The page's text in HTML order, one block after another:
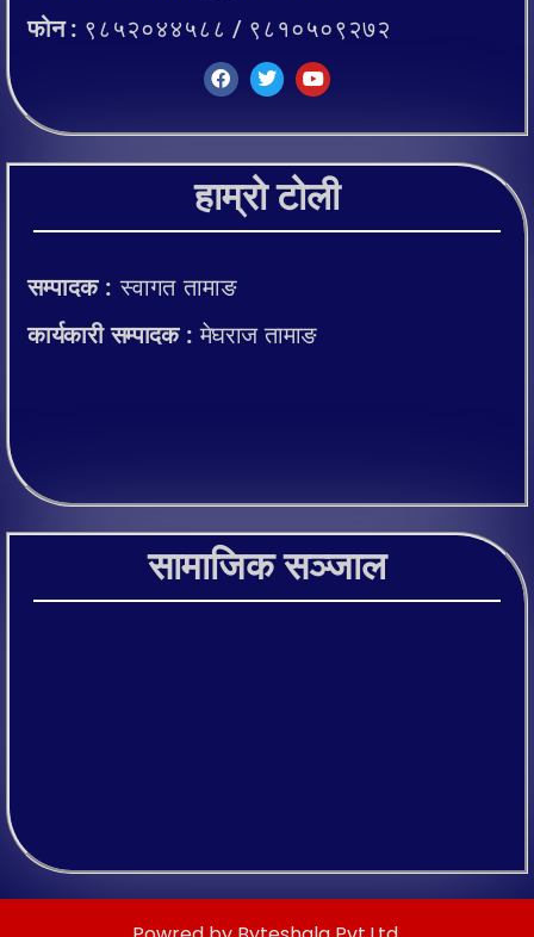
फोन : ९८५२०४४५८८ / ९८१०५०९२७२
हाम्रो टोली
सम्पादक :स्वागत तामाङ
कार्यकारी सम्पादक :मेघराज तामाङ
सामाजिक सञ्जाल